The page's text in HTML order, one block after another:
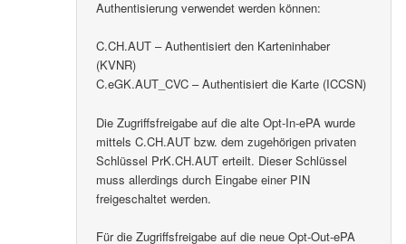
Authentisierung verwendet werden können:
C.CH.AUT – Authentisiert den Karteninhaber
(KVNR)
C.eGK.AUT_CVC – Authentisiert die Karte (ICCSN)
Die Zugriffsfreigabe auf die alte Opt-In-ePA wurde
mittels C.CH.AUT bzw. dem zugehörigen privaten
Schlüssel PrK.CH.AUT erteilt. Dieser Schlüssel
muss allerdings durch Eingabe einer PIN
freigeschaltet werden.
Für die Zugriffsfreigabe auf die neue Opt-Out-ePA